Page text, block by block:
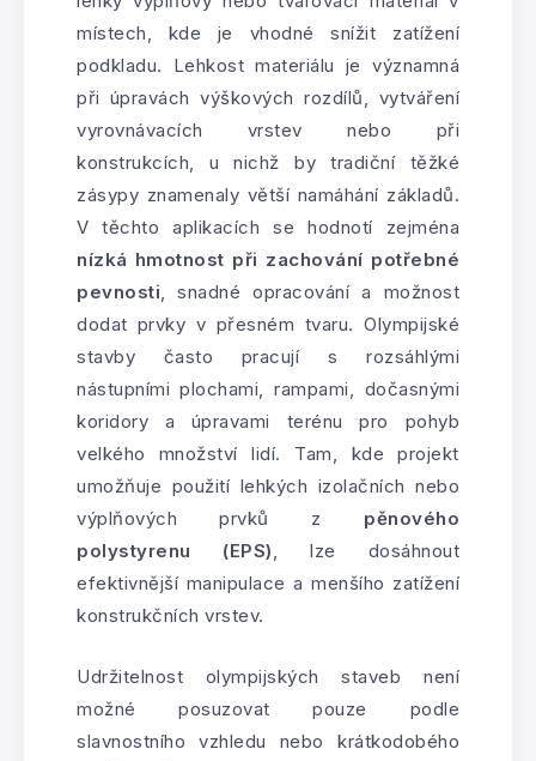
místech, kde je vhodné snížit zatížení
podkladu. Lehkost materiálu je významná
při úpravách výškových rozdílů, vytváření
vyrovnávacích vrstev nebo při
konstrukcích, u nichž by tradiční těžké
zásypy znamenaly větší namáhání základů.
V těchto aplikacích se hodnotí zejména
nízká hmotnost při zachování potřebné
pevnosti, snadné opracování a možnost
dodat prvky v přesném tvaru. Olympijské
stavby často pracují s rozsáhlými
nástupními plochami, rampami, dočasnými
koridory a úpravami terénu pro pohyb
velkého množství lidí. Tam, kde projekt
umožňuje použití lehkých izolačních nebo
výplňových prvků z pěnového
polystyrenu (EPS), lze dosáhnout
efektivnější manipulace a menšího zatížení
konstrukčních vrstev.
Udržitelnost olympijských staveb není
možné posuzovat pouze podle
slavnostního vzhledu nebo krátkodobého